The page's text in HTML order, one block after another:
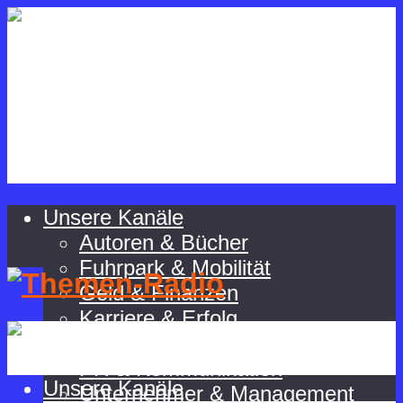
Unsere Kanäle
Autoren & Bücher
Fuhrpark & Mobilität
Geld & Finanzen
Karriere & Erfolg
Unternehmer & Management
Unsere Kanäle